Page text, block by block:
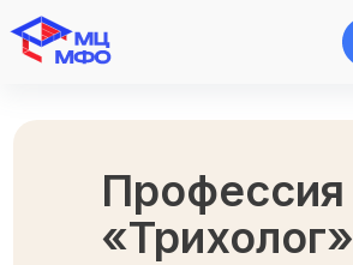
Профессия
«Трихолог»